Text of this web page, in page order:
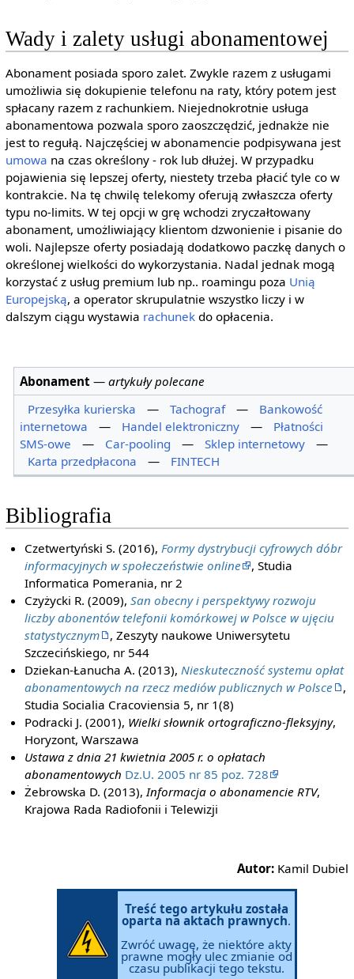
Wady i zalety usługi abonamentowej
Abonament posiada sporo zalet. Zwykle razem z usługami
umożliwia się dokupienie telefonu na raty, który potem jest
spłacany razem z rachunkiem. Niejednokrotnie usługa
abonamentowa pozwala sporo zaoszczędzić, jednakże nie
jest to regułą. Najczęściej w abonamencie podpisywana jest
umowa na czas określony - rok lub dłużej. W przypadku
pojawienia się lepszej oferty, niestety trzeba płacić tyle co w
kontrakcie. Na tę chwilę telekomy oferują zwłaszcza oferty
typu no-limits. W tej opcji w grę wchodzi zryczałtowany
abonament, umożliwiający klientom dzwonienie i pisanie do
woli. Najlepsze oferty posiadają dodatkowo paczkę danych o
określonej wielkości do wykorzystania. Nadal jednak mogą
korzystać z usług premium lub np.. roamingu poza Unią
Europejską, a operator skrupulatnie wszystko liczy i w
dalszym ciągu wystawia rachunekdo opłacenia.
Abonament —artykuły polecane
Przesyłka kurierska
— Tachograf —
Bankowość
internetowa
— Handel elektroniczny —
Płatności
SMS-owe
— Car-pooling — Sklep internetowy
—
Karta przedpłacona
— FINTECH
Bibliografia
Czetwertyński S. (2016),Formy dystrybucji cyfrowych dóbr
informacyjnych w społeczeństwie online
, Studia
Informatica Pomerania, nr 2
Czyżycki R. (2009),San obecny i perspektywy rozwoju
liczby abonentów telefonii komórkowej w Polsce w ujęciu
statystycznym
, Zeszyty naukowe Uniwersytetu
Szczecińskiego, nr 544
Dziekan-Łanucha A. (2013),Nieskuteczność systemu opłat
abonamentowych na rzecz mediów publicznych w Polsce
,
Studia Socialia Cracoviensia 5, nr 1(8)
Podracki J. (2001), Wielki słownik ortograficzno-fleksyjny,
Horyzont, Warszawa
Ustawa z dnia 21 kwietnia 2005 r. o opłatach
abonamentowych Dz.U. 2005 nr 85 poz. 728
Żebrowska D. (2013),Informacja o abonamencie RTV,
Krajowa Rada Radiofonii i Telewizji
Autor: Kamil Dubiel
Treść tego artykułu została
oparta na aktach prawnych.
Zwróć uwagę, że niektóre akty
prawne mogły ulec zmianie od
czasu publikacji tego tekstu.